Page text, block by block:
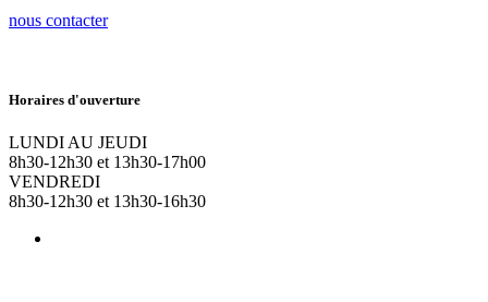
nous contacter
Horaires d'ouverture
LUNDI AU JEUDI
8h30-12h30 et 13h30-17h00
VENDREDI
8h30-12h30 et 13h30-16h30